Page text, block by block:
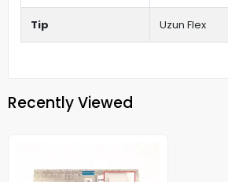
Tip Uzun Flex
Recently Viewed